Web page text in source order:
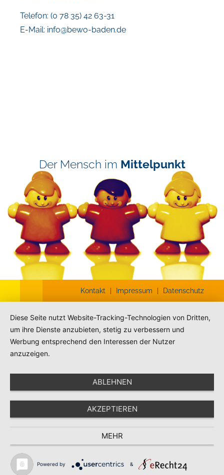
Telefon: (0 78 35) 42 63-31
E-Mail: info@bewo-baden.de
Der Mensch im Mittelpunkt
Kontakt Impressum Datenschutz
Diese Seite nutzt Website-Tracking-Technologien von Dritten,
um ihre Dienste anzubieten, stetig zu verbessern und
Werbung entsprechend den Interessen der Nutzer
anzuzeigen.
ABLEHNEN
AKZEPTIEREN
MEHR
Powered by &